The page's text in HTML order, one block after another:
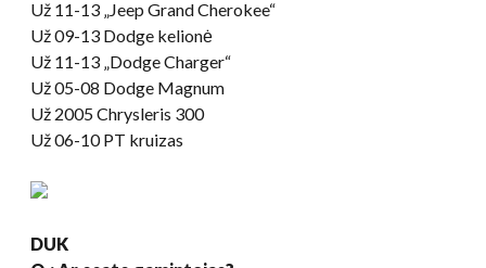
Už 11-13 „Jeep Grand Cherokee“
Už 09-13 Dodge kelionė
Už 11-13 „Dodge Charger“
Už 05-08 Dodge Magnum
Už 2005 Chrysleris 300
Už 06-10 PT kruizas
DUK